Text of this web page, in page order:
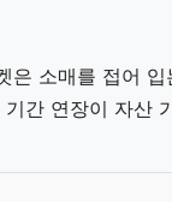
은 소매를 접어 입
간 연장이 자산